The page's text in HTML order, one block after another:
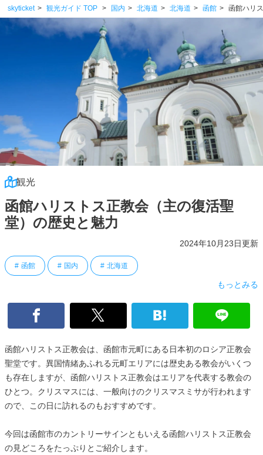
skyticket 観光ガイド TOP 国内 北海道 北海道 函館 函館ハリ
観光
函館ハリストス正教会（主の復活聖
堂）の歴史と魅力
2024年10月23日更新
函館 国内 北海道
もっとみる
函館ハリストス正教会は、函館市元町にある日本初のロシア正教会
聖堂です。異国情緒あふれる元町エリアには歴史ある教会がいくつ
も存在しますが、函館ハリストス正教会はエリアを代表する教会の
ひとつ。クリスマスには、一般向けのクリスマスミサが行われます
ので、この日に訪れるのもおすすめです。
今回は函館市のカントリーサインともいえる函館ハリストス正教会
の見どころをたっぷりとご紹介します。